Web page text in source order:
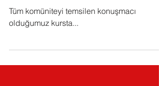
topluluğu temsil ettik
Tüm komüniteyi temsilen konuşmacı